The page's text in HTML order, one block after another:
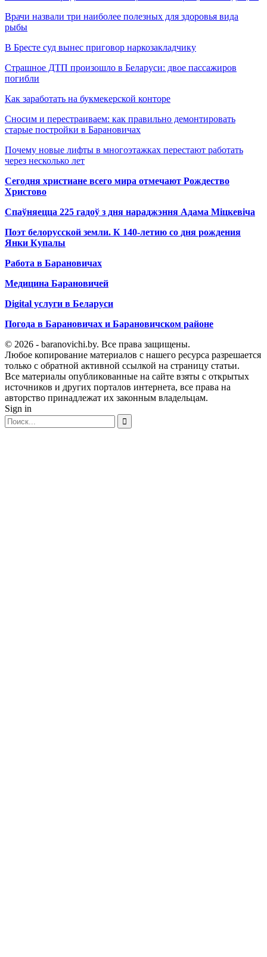
Врачи назвали три наиболее полезных для здоровья вида
рыбы
В Бресте суд вынес приговор наркозакладчику
Страшное ДТП произошло в Беларуси: двое пассажиров
погибли
Как заработать на букмекерской конторе
Сносим и перестраиваем: как правильно демонтировать
старые постройки в Барановичах
Почему новые лифты в многоэтажках перестают работать
через несколько лет
Сегодня христиане всего мира отмечают Рождество
Христово
Спаўняецца 225 гадоў з дня нараджэння Адама Міцкевіча
Поэт белорусской земли. К 140-летию со дня рождения
Янки Купалы
Работа в Барановичах
Медицина Барановичей
Digital услуги в Беларуси
Погода в Барановичах и Барановичском районе
© 2026 - baranovichi.by. Все права защищены.
Любое копирование материалов с нашего ресурса разрешается
только с обратной активной ссылкой на страницу статьи.
Все материалы опубликованные на сайте взяты с открытых
источников и других порталов интернета, все права на
авторство принадлежат их законным владельцам.
Sign in